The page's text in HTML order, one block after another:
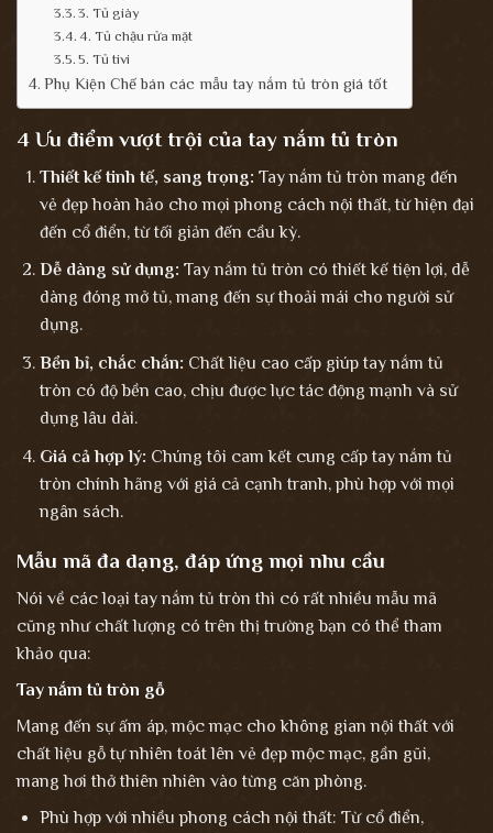
3. Tủ giày
4. Tủ chậu rửa mặt
5. Tủ tivi
Phụ Kiện Chế bán các mẫu tay nắm tủ tròn giá tốt
4 Ưu điểm vượt trội của tay nắm tủ tròn
Thiết kế tinh tế, sang trọng: Tay nắm tủ tròn mang đến
vẻ đẹp hoàn hảo cho mọi phong cách nội thất, từ hiện đại
đến cổ điển, từ tối giản đến cầu kỳ.
Dễ dàng sử dụng: Tay nắm tủ tròn có thiết kế tiện lợi, dễ
dàng đóng mở tủ, mang đến sự thoải mái cho người sử
dụng.
Bền bỉ, chắc chắn: Chất liệu cao cấp giúp tay nắm tủ
tròn có độ bền cao, chịu được lực tác động mạnh và sử
dụng lâu dài.
Giá cả hợp lý: Chúng tôi cam kết cung cấp tay nắm tủ
tròn chính hãng với giá cả cạnh tranh, phù hợp với mọi
ngân sách.
Mẫu mã đa dạng, đáp ứng mọi nhu cầu
Nói về các loại tay nắm tủ tròn thì có rất nhiều mẫu mã
cũng như chất lượng có trên thị trường bạn có thể tham
khảo qua:
Tay nắm tủ tròn gỗ
Mang đến sự ấm áp, mộc mạc cho không gian nội thất với
chất liệu gỗ tự nhiên toát lên vẻ đẹp mộc mạc, gần gũi,
mang hơi thở thiên nhiên vào từng căn phòng.
Phù hợp với nhiều phong cách nội thất: Từ cổ điển,